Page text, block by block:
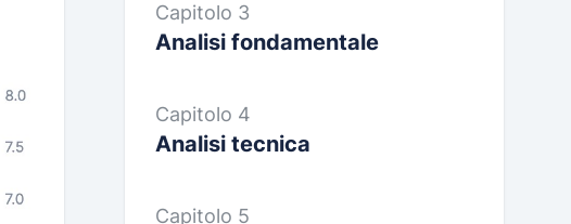
Capitolo 3
Analisi fondamentale
Capitolo 4
Analisi tecnica
Capitolo 5